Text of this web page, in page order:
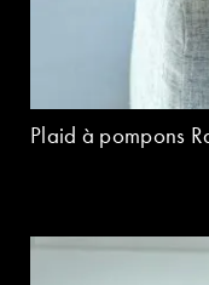
Plaid à pompons